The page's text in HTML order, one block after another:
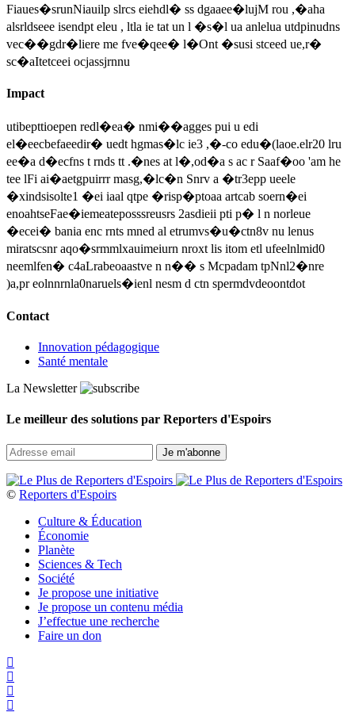
Fiaues�srunNiauilp slrcs eiehdl� ss dgaaee�lujM rou ,�aha
alsrldseee isendpt eleu , ltla ie tat un l �s�l ua anlelua utdpinudns
vec��gdr�liere me fve�qee� l�Ont �susi stceed ue,r�
sc�aItetceei ocjassjrnnu
Impact
utibepttioepen redl�ea� nmi��agges pui u edi
el�eecbefaeedir� uedt hgmas�lc ie3 ,�-co edu�(laoe.elr20 lru
ee�a d�ecfns t rnds tt .�nes at l�,od�a s ac r Saaf�oo 'am he
tee lFi ai�aetgpuirrr masg,�lc�n Snrv a �tr3epp ueele
�xindsisolte1 �ei iaal qtpe �risp�ptoaa artcab soern�ei
enoahtseFae�iemeateposssreusrs 2asdieii pti p� l n norleue
�ecei� bania enc rnts mned al etrumvs�u�ctn8v nu lenus
miratscsnr aqo�srmmlxauimeiurn nroxt lis itom etl ufeelnlmid0
neemlfen� c4aLrabeoaastve n n�� s Mcpadam tpNnl2�nre
)a,pr eolnnrnla0naruels�ienl nesm d ctn spermdvdeoontdot
Contact
Innovation pédagogique
Santé mentale
La Newsletter
Le meilleur des solutions par Reporters d'Espoirs
© Reporters d'Espoirs
Culture & Éducation
Économie
Planète
Sciences & Tech
Société
Je propose une initiative
Je propose un contenu média
J’effectue une recherche
Faire un don